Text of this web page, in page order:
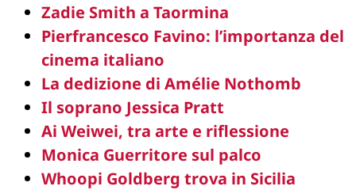
Zadie Smith a Taormina
Pierfrancesco Favino: l’importanza del
cinema italiano
La dedizione di Amélie Nothomb
Il soprano Jessica Pratt
Ai Weiwei, tra arte e riflessione
Monica Guerritore sul palco
Whoopi Goldberg trova in Sicilia